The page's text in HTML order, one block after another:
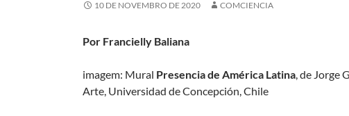
10 DE NOVEMBRO DE 2020 COMCIENCIA
Por Francielly Baliana
imagem: Mural Presencia de América Latina , de Jorge
Arte, Universidad de Concepción, Chile